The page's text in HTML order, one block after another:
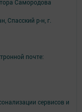
Самородова
Спасский р-н, г.
почте:
сервисов и